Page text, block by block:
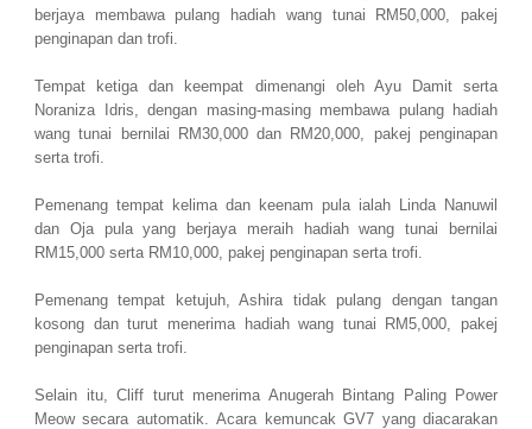
berjaya membawa pulang hadiah wang tunai RM50,000, pakej
penginapan dan trofi.
Tempat ketiga dan keempat dimenangi oleh Ayu Damit serta
Noraniza Idris, dengan masing-masing membawa pulang hadiah
wang tunai bernilai RM30,000 dan RM20,000, pakej penginapan
serta trofi.
Pemenang tempat kelima dan keenam pula ialah Linda Nanuwil
dan Oja pula yang berjaya meraih hadiah wang tunai bernilai
RM15,000 serta RM10,000, pakej penginapan serta trofi.
Pemenang tempat ketujuh, Ashira tidak pulang dengan tangan
kosong dan turut menerima hadiah wang tunai RM5,000, pakej
penginapan serta trofi.
Selain itu, Cliff turut menerima Anugerah Bintang Paling Power
Meow secara automatik.Acara kemuncak GV7 yang diacarakan